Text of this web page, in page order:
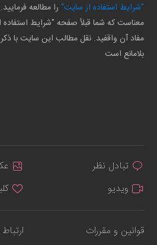
"شرایط استفاده از سایت" را مطالعه
معناست که شما قبلاً صفحه "شرایط استفاده
مفاد آن واقفید. نقل مطالب این سایت با
بلامانع است
تبادل نظر
ویدیو
قوانین و مقررات